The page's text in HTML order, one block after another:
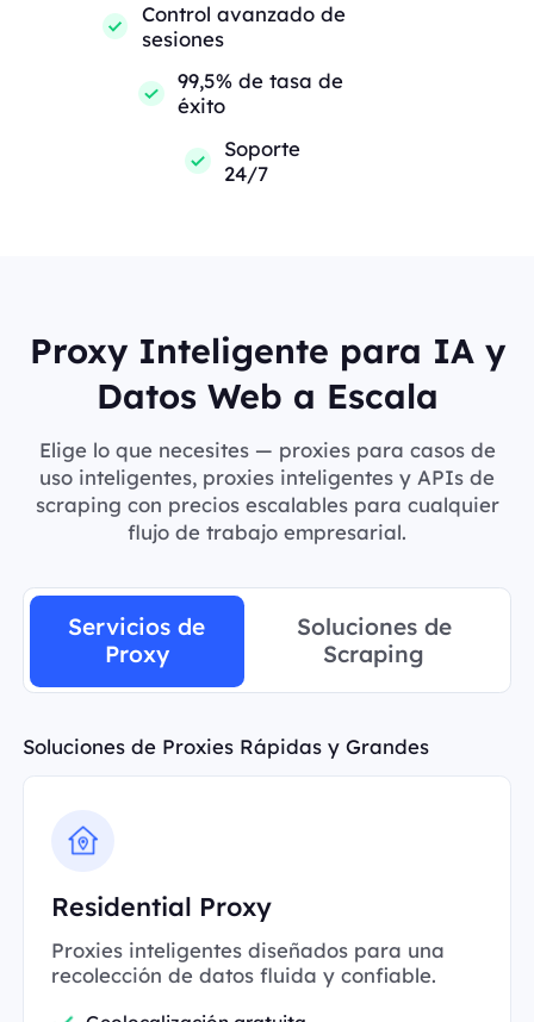
Control avanzado de
sesiones
99,5% de tasa de
éxito
Soporte
24/7
Proxy Inteligente para IA y
Datos Web a Escala
Elige lo que necesites — proxies para casos de
uso inteligentes, proxies inteligentes y APIs de
scraping con precios escalables para cualquier
flujo de trabajo empresarial.
Servicios de
Proxy
Soluciones de
Scraping
Soluciones de Proxies Rápidas y Grandes
Residential Proxy
Proxies inteligentes diseñados para una
recolección de datos fluida y confiable.